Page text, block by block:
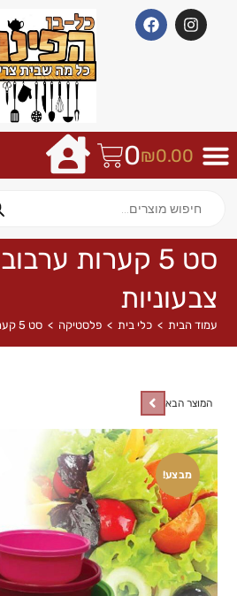
₪0.00
0
סט 5 קערות
צבעוניות
עמוד הבית > כלי בית > פלסטיקה > סט 5 קערות ערבוב והכנה צבעוניות
מבצע!
המוצר הבא